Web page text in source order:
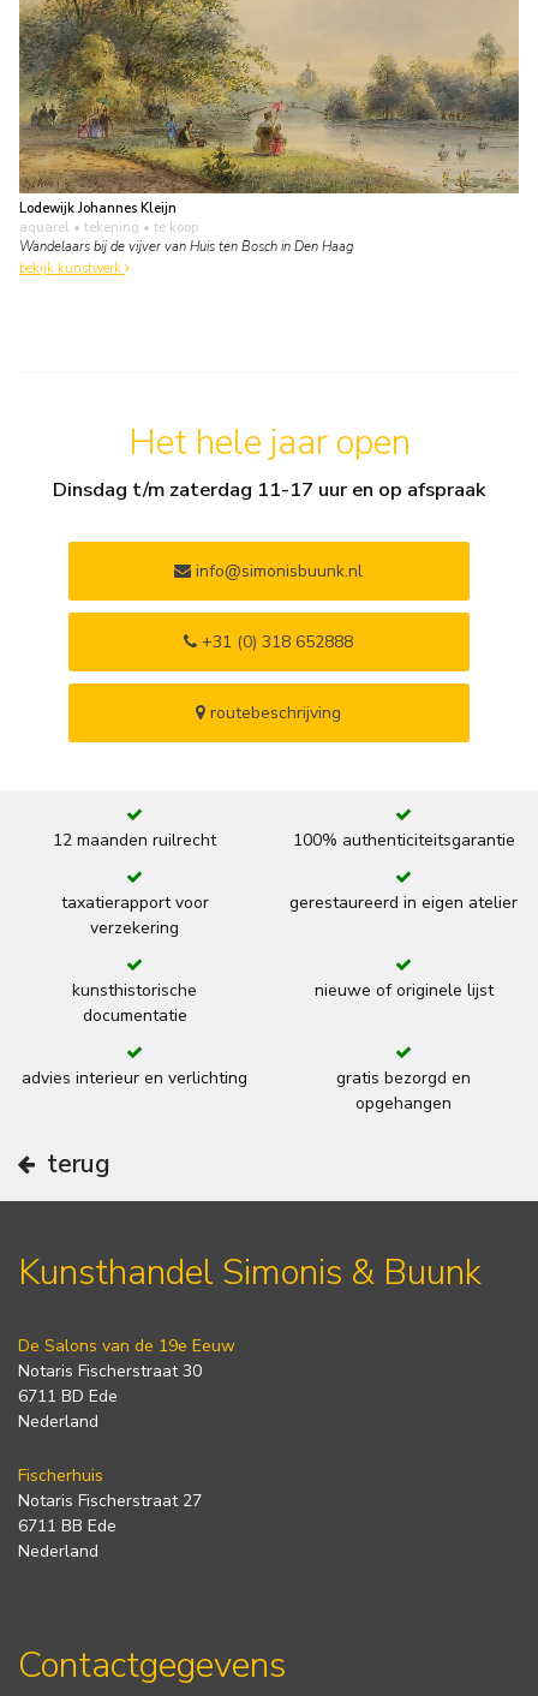
Lodewijk Johannes Kleijn
aquarel • tekening • te koop
Wandelaars bij de vijver van Huis ten Bosch in Den Haag
bekijk kunstwerk
Het hele jaar open
Dinsdag t/m zaterdag 11-17 uur en op afspraak
info@simonisbuunk.nl
+31 (0) 318 652888
routebeschrijving
12 maanden ruilrecht 100% authenticiteitsgarantie
taxatierapport voor
verzekering
gerestaureerd in eigen atelier
kunsthistorische
documentatie
nieuwe of originele lijst
advies interieur en verlichting
gratis bezorgd en
opgehangen
terug
Kunsthandel Simonis & Buunk
De Salons van de 19e Eeuw
Notaris Fischerstraat 30
6711 BD Ede
Nederland
Fischerhuis
Notaris Fischerstraat 27
6711 BB Ede
Nederland
Contactgegevens